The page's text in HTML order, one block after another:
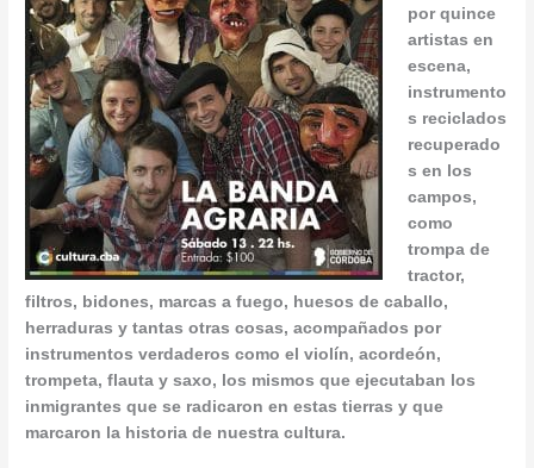
por quince
artistas en
escena,
instrumento
s reciclados
recuperado
s en los
campos,
como
trompa de
tractor,
filtros, bidones, marcas a fuego, huesos de caballo,
herraduras y tantas otras cosas, acompañados por
instrumentos verdaderos como el violín, acordeón,
trompeta, flauta y saxo, los mismos que ejecutaban los
inmigrantes que se radicaron en estas tierras y que
marcaron la historia de nuestra cultura.